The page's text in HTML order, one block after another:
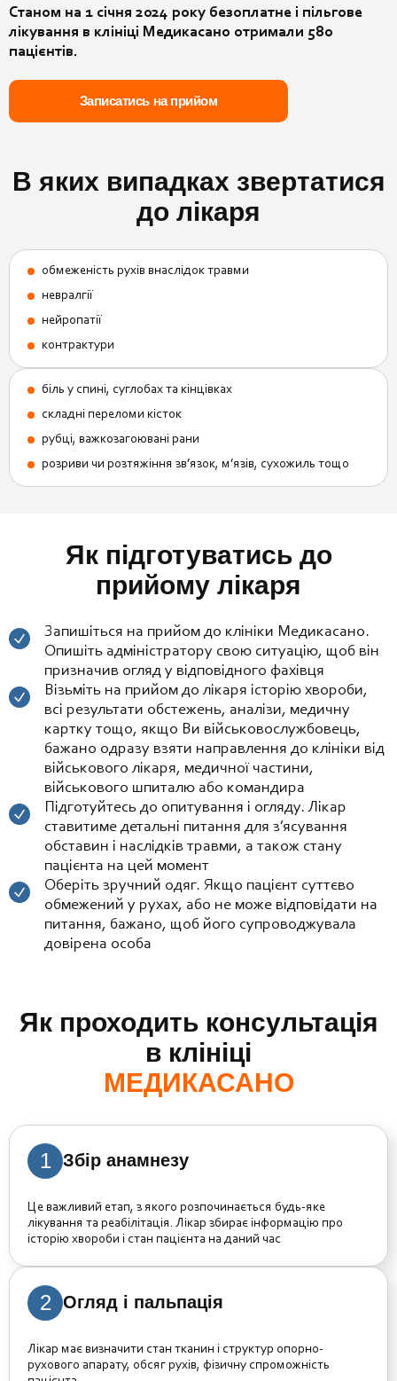
Станом на 1 січня 2024 року безоплатне і пільгове
лікування в клініці Медикасано отримали 580
пацієнтів.
Записатись на прийом
В яких випадках звертатися
до лікаря
обмеженість рухів внаслідок травми
невралгії
нейропатії
контрактури
біль у спині, суглобах та кінцівках
складні переломи кісток
рубці, важкозагоювані рани
розриви чи розтяжіння зв’язок, м’язів, сухожиль тощо
Як підготуватись до
прийому лікаря
Запишіться на прийом до клініки Медикасано.
Опишіть адміністратору свою ситуацію, щоб він
призначив огляд у відповідного фахівця
Візьміть на прийом до лікаря історію хвороби,
всі результати обстежень, аналізи, медичну
картку тощо, якщо Ви військовослужбовець,
бажано одразу взяти направлення до клініки від
військового лікаря, медичної частини,
військового шпиталю або командира
Підготуйтесь до опитування і огляду. Лікар
ставитиме детальні питання для з’ясування
обставин і наслідків травми, а також стану
пацієнта на цей момент
Оберіть зручний одяг. Якщо пацієнт суттєво
обмежений у рухах, або не може відповідати на
питання, бажано, щоб його супроводжувала
довірена особа
Як проходить консультація
в клініці
МЕДИКАСАНО
1 Збір анамнезу
Це важливий етап, з якого розпочинається будь-яке
лікування та реабілітація. Лікар збирає інформацію про
історію хвороби і стан пацієнта на даний час
2 Огляд і пальпація
Лікар має визначити стан тканин і структур опорно-
рухового апарату, обсяг рухів, фізичну спроможність